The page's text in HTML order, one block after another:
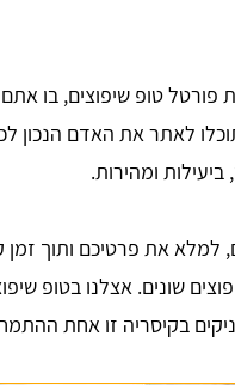
פורטל טופ שיפוצים, בו
לאתר את האדם הנכון
ומהירות.
את פרטיכם ותוך
שונים. אצלנו בטופ
בקיסריה זו אחת